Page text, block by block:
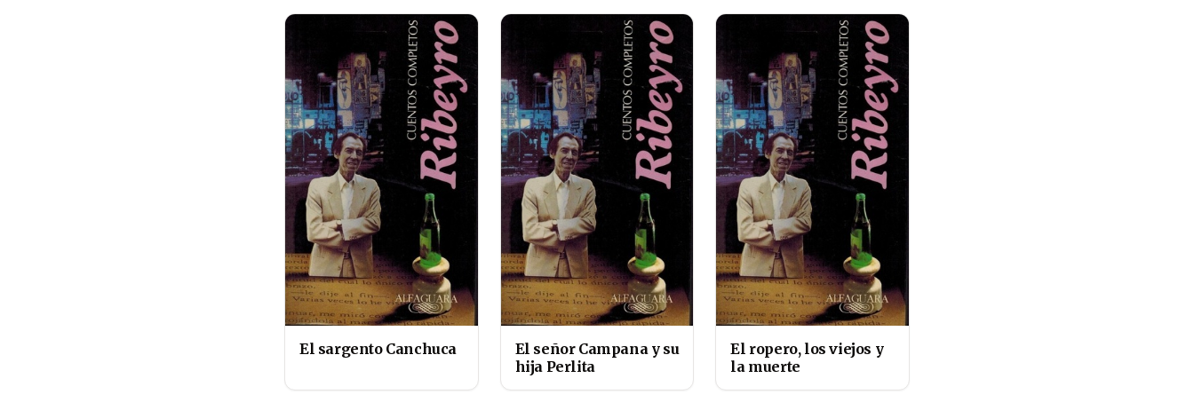
El sargento Canchuca
El señor Campana y su
hija Perlita
El ropero, los viejos y
la muerte